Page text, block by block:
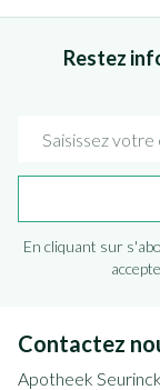
Restez
En cliquant sur
Contactez
Apotheek